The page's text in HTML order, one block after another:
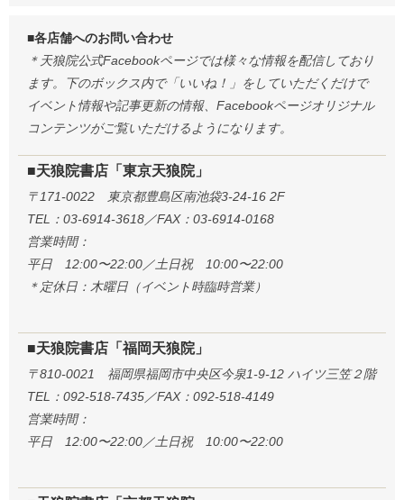
■各店舗へのお問い合わせ
＊天狼院公式Facebookページでは様々な情報を配信しており
ます。下のボックス内で「いいね！」をしていただくだけで
イベント情報や記事更新の情報、Facebookページオリジナル
コンテンツがご覧いただけるようになります。
■天狼院書店「東京天狼院」
〒171-0022 東京都豊島区南池袋3-24-16 2F
TEL：03-6914-3618／FAX：03-6914-0168
営業時間：
平日 12:00〜22:00／土日祝 10:00〜22:00
＊定休日：木曜日（イベント時臨時営業）
■天狼院書店「福岡天狼院」
〒810-0021 福岡県福岡市中央区今泉1-9-12 ハイツ三笠２階
TEL：092-518-7435／FAX：092-518-4149
営業時間：
平日 12:00〜22:00／土日祝 10:00〜22:00